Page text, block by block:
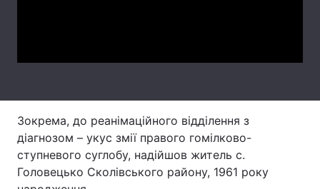
Послуги
Зокрема, до реанімаційного відділення з
діагнозом – укус змії правого гомілково-
ступневого суглобу, надійшов житель с.
Головецько Сколівського району, 1961 року